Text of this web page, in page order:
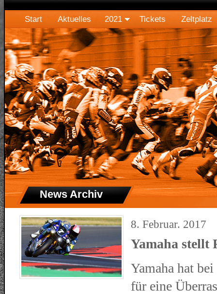
Start Aktuelles 2021 Tickets Zeltplatz
News Archiv
8. Februar. 2017
Yamaha stellt
Yamaha hat
für eine